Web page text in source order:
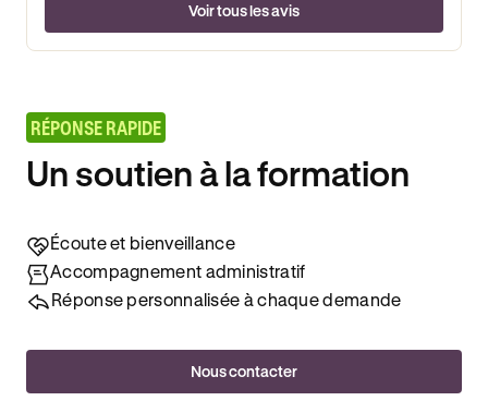
Voir tous les avis
RÉPONSE RAPIDE
Un soutien à la formation
Écoute et bienveillance
Accompagnement administratif
Réponse personnalisée à chaque demande
Nous contacter